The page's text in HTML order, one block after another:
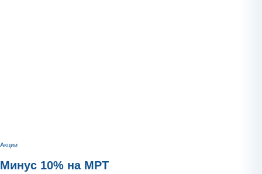
Акции
Минус 10% на МРТ